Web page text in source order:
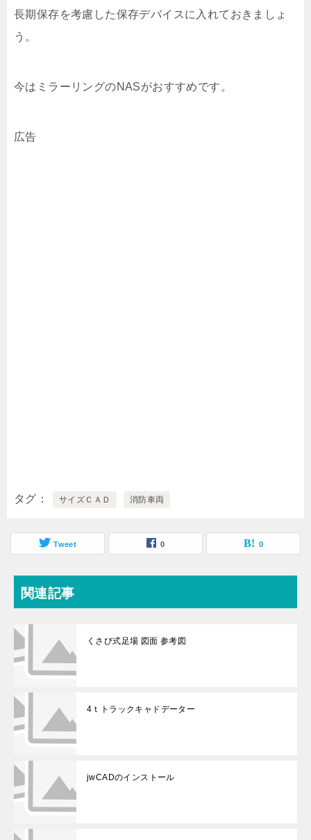
長期保存を考慮した保存デバイスに入れておきましょ
う。
今はミラーリングのNASがおすすめです。
広告
タグ サイズＣＡＤ 消防車両
Tweet 0 0
関連記事
くさび式足場 図面 参考図
4ｔトラックキャドデーター
jwCADのインストール